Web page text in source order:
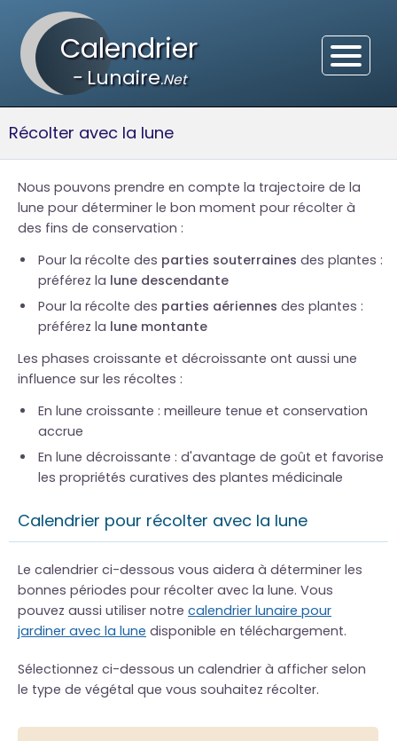
Calendrier
-Lunaire.Net
Récolter avec la lune
Nous pouvons prendre en compte la trajectoire de la
lune pour déterminer le bon moment pour récolter à
des fins de conservation :
Pour la récolte des parties souterraines des plantes :
préférez la lune descendante
Pour la récolte des parties aériennes des plantes :
préférez la lune montante
Les phases croissante et décroissante ont aussi une
influence sur les récoltes :
En lune croissante : meilleure tenue et conservation
accrue
En lune décroissante : d'avantage de goût et favorise
les propriétés curatives des plantes médicinale
Calendrier pour récolter avec la lune
Le calendrier ci-dessous vous aidera à déterminer les
bonnes périodes pour récolter avec la lune. Vous
pouvez aussi utiliser notre calendrier lunaire pour
jardiner avec la lune disponible en téléchargement.
Sélectionnez ci-dessous un calendrier à afficher selon
le type de végétal que vous souhaitez récolter.